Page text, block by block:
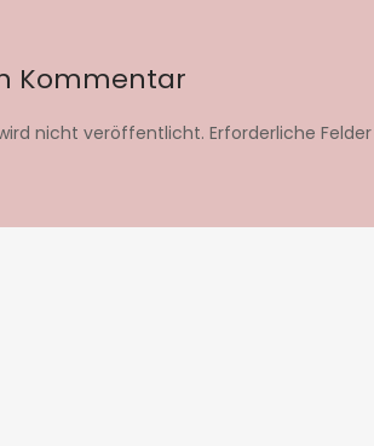
Kommentar
nicht veröffentlicht. Erforderliche